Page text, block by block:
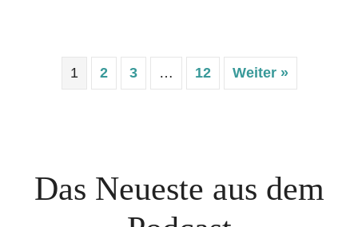
1 2 3 … 12 Weiter »
Das Neueste aus dem